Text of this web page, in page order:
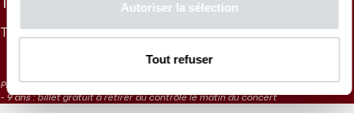
Autoriser la sélection
Tout refuser
TARIFS
TARIF UNIQUE- 26 ANS- 9 ANS
Placement libre
- 9 ans : billet gratuit à retirer au contrôle le matin du concert